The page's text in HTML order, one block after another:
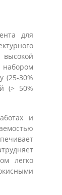
для
(25-30%
(> 50%
и
легко